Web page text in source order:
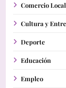
Comercio Local
Cultura y
Deporte
Educación
Empleo